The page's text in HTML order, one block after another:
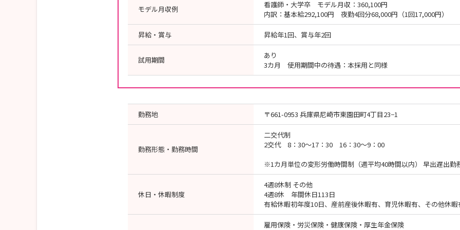
モデル月収例
看護師・大学卒 モデル月収：360,100円
内訳：基本給292,100円 夜勤4回分68,000円（1回17,000円）
昇給・賞与 昇給年1回、賞与年2回
試用期間
あり
3カ月 使用期間中の待遇：本採用と同様
勤務地 〒661-0953 兵庫県尼崎市東園田町4丁目23−1
勤務形態・勤務時間
二交代制
2交代 8：30～17：30 16：30～9：00
※1カ月単位の変形労働時間制（週平均40時間以内） 早出遅出勤
休日・休暇制度
4週8休制 その他
4週8休 年間休日113日
有給休暇初年度10日、産前産後休暇有、育児休暇有、その他休暇
雇用保険・労災保険・健康保険・厚生年金保険